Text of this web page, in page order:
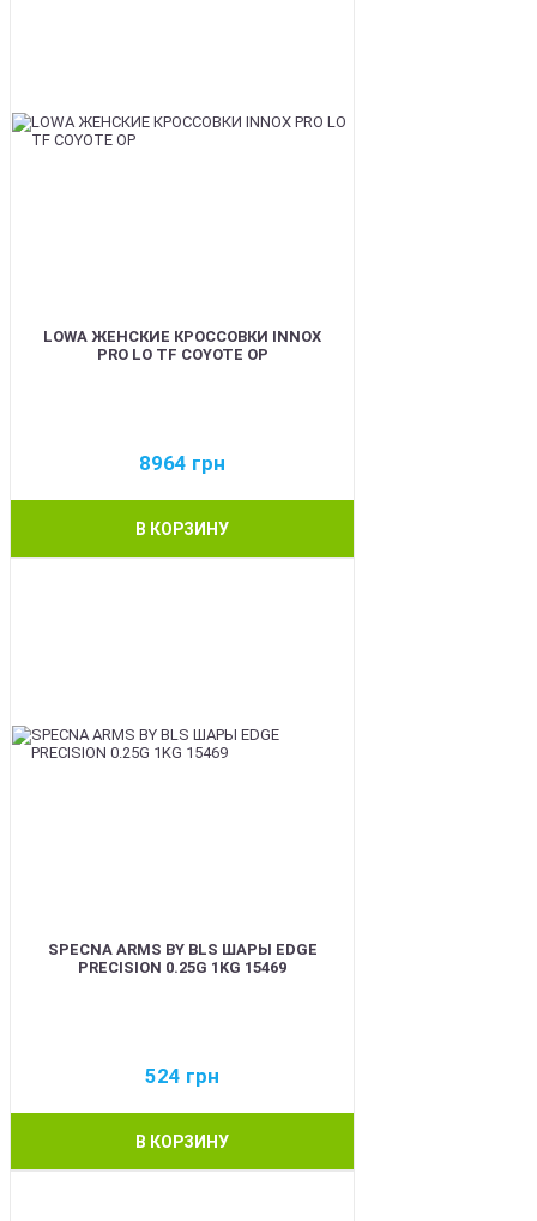
LOWA ЖЕНСКИЕ КРОССОВКИ INNOX
PRO LO TF COYOTE OP
8964 грн
В КОРЗИНУ
SPECNA ARMS BY BLS ШАРЫ EDGE
PRECISION 0.25G 1KG 15469
524 грн
В КОРЗИНУ